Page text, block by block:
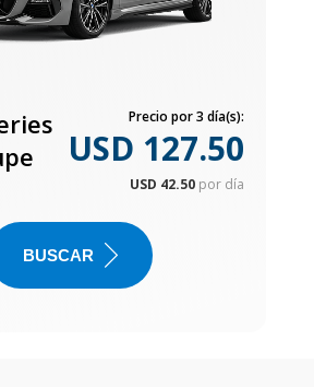
Precio por 3 día(s):
USD 127.50
USD 42.50 por día
BUSCAR